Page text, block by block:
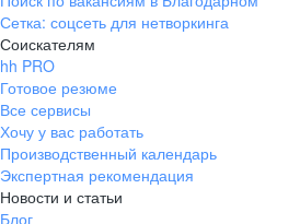
Сетка: соцсеть для нетворкинга
Соискателям
hh PRO
Готовое резюме
Все сервисы
Хочу у вас работать
Производственный календарь
Экспертная рекомендация
Новости и статьи
Блог